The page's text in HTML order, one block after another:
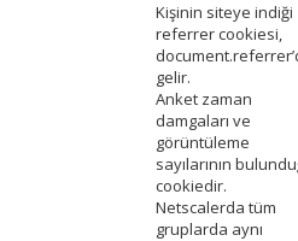
Kişinin siteye indiği
referrer cookiesi,
gelir.
Anket zaman
damgaları ve
görüntüleme
sayılarının
cookiedir.
Netscalerda tüm
gruplarda aynı